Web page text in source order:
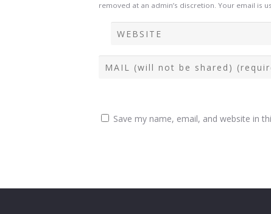
removed at an admin’s discretion. Your email is
Save my name, email, and website in